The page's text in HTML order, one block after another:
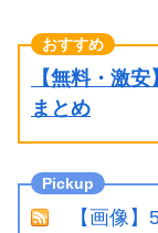
【無料・激
まとめ
【画像